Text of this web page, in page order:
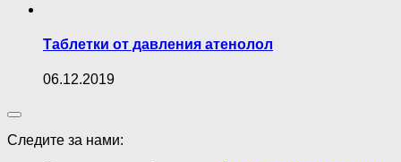
Таблетки от давления атенолол
06.12.2019
Следите за нами: